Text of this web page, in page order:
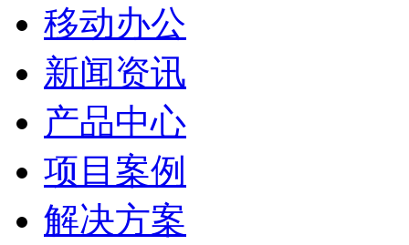
移动办公
新闻资讯
产品中心
项目案例
解决方案